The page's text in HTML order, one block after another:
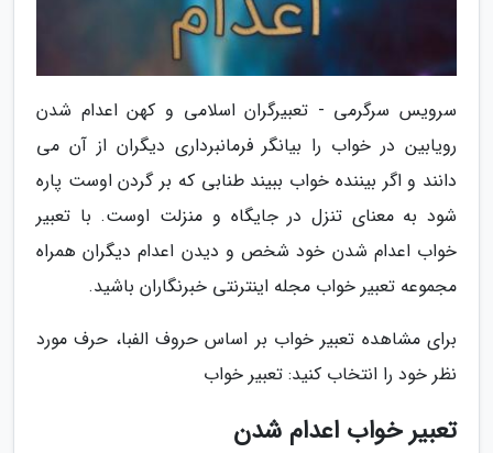
سرویس سرگرمی - تعبیرگران اسلامی و کهن اعدام شدن
رویابین در خواب را بیانگر فرمانبرداری دیگران از آن می
دانند و اگر بیننده خواب ببیند طنابی که بر گردن اوست پاره
شود به معنای تنزل در جایگاه و منزلت اوست. با تعبیر
خواب اعدام شدن خود شخص و دیدن اعدام دیگران همراه
مجموعه تعبیر خواب مجله اینترنتی خبرنگاران باشید.
برای مشاهده تعبیر خواب بر اساس حروف الفبا، حرف مورد
نظر خود را انتخاب کنید: تعبیر خواب
تعبیر خواب اعدام شدن